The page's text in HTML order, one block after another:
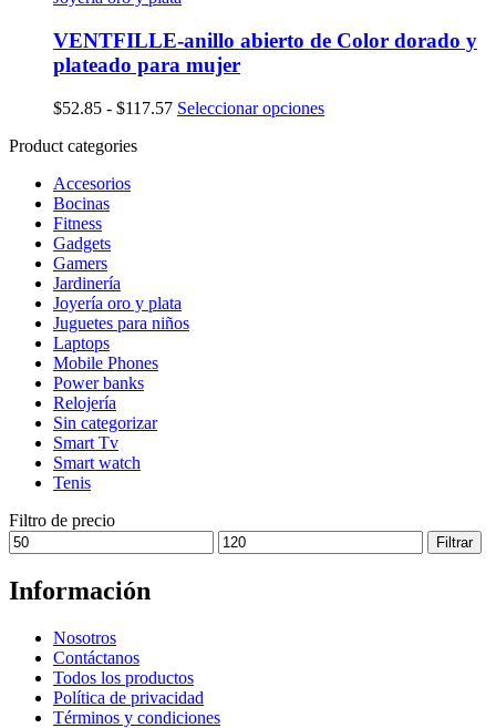
VENTFILLE-anillo abierto de Color dorado y
plateado para mujer
$52.85 - $117.57Rango
Seleccionar opcionesEste
Product categories
Accesorios
Bocinas
Fitness
Gadgets
Gamers
Jardinería
Joyería oro y plata
Juguetes para niños
Laptops
Mobile Phones
Power banks
Relojería
Sin categorizar
Smart Tv
Smart watch
Tenis
Filtro de precio
Precio
mínimo
Precio
máximo
Filtrar
Información
Nosotros
Contáctanos
Todos los productos
Política de privacidad
Términos y condiciones